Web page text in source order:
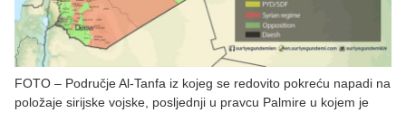
FOTO – Područje Al-Tanfa iz kojeg se redovito pokreću napadi na
položaje sirijske vojske, posljednji u pravcu Palmire u kojem je